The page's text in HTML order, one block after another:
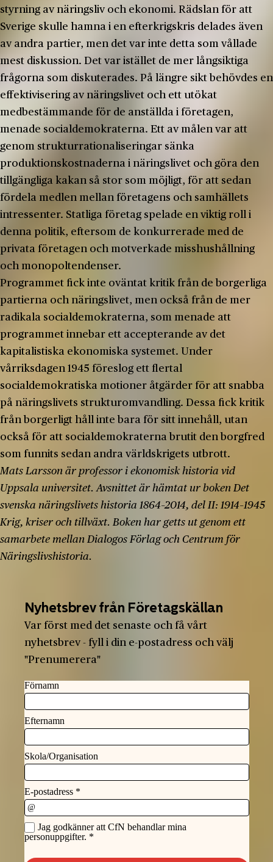
styrning av näringsliv och ekonomi. Rädslan för att
Sverige skulle hamna i en efterkrigskris delades även
av andra partier, men det var inte detta som vållade
mest diskussion. Det var istället de mer långsiktiga
frågorna som diskuterades. På längre sikt behövdes en
effektivisering av näringslivet och ett utökat
medbestämmande för de anställda i företagen,
menade socialdemokraterna. Ett av målen var att
genom strukturrationaliseringar sänka
produktionskostnaderna i näringslivet och göra den
tillgängliga kakan så stor som möjligt, för att sedan
fördela medlen mellan företagens och samhällets
intressenter. Statliga företag spelade en viktig roll i
denna politik, eftersom de konkurrerade med de
privata företagen och motverkade misshushållning
och monopoltendenser.
Programmet fick inte oväntat kritik från de borgerliga
partierna och näringslivet, men också från de mer
radikala socialdemokraterna, som menade att
programmet innebar ett accepterande av det
kapitalistiska ekonomiska systemet. Under
vårriksdagen 1945 föreslog ett flertal
socialdemokratiska motioner åtgärder för att snabba
på näringslivets strukturomvandling. Dessa fick kritik
från borgerligt håll inte bara för sitt innehåll, utan
också för att socialdemokraterna brutit den borgfred
som funnits sedan andra världskrigets utbrott.
Mats Larsson är professor i ekonomisk historia vid
Uppsala universitet. Avsnittet är hämtat ur boken Det
svenska näringslivets historia 1864–2014, del II: 1914–1945
Krig, kriser och tillväxt. Boken har getts ut genom ett
samarbete mellan Dialogos Förlag och Centrum för
Näringslivshistoria.
Nyhetsbrev från Företagskällan
Var först med det senaste och få vårt
nyhetsbrev - fyll i din e-postadress och välj
"Prenumerera"